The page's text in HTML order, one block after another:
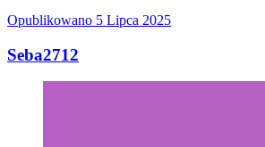
Opublikowano 5 Lipca 2025
Seba2712